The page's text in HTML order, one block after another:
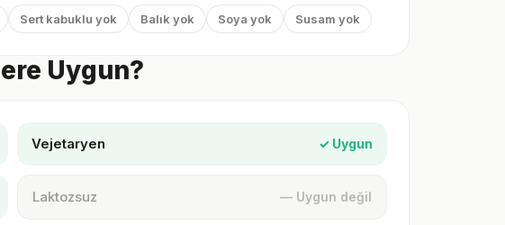
Sert kabuklu yok Balık yok Soya yok Susam yok
Uygun?
Vejetaryen ✓ Uygun
Laktozsuz — Uygun değil